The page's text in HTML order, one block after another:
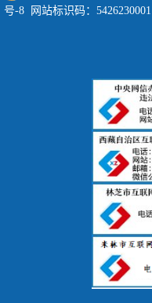
号-8 网站标识码：5426230001